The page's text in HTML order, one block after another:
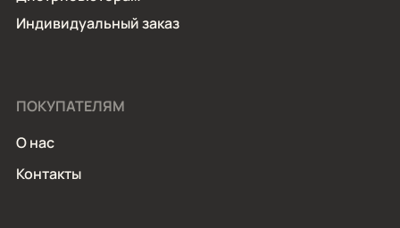
О нас
Индивидуальный заказ
ПОКУПАТЕЛЯМ
Контакты